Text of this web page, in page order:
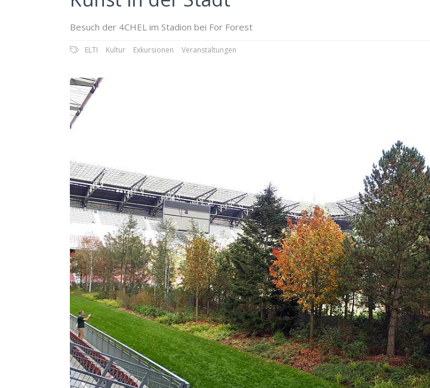
Besuch der 4CHEL im Stadion bei For Forest
ELTI Kultur Exkursionen Veranstaltungen